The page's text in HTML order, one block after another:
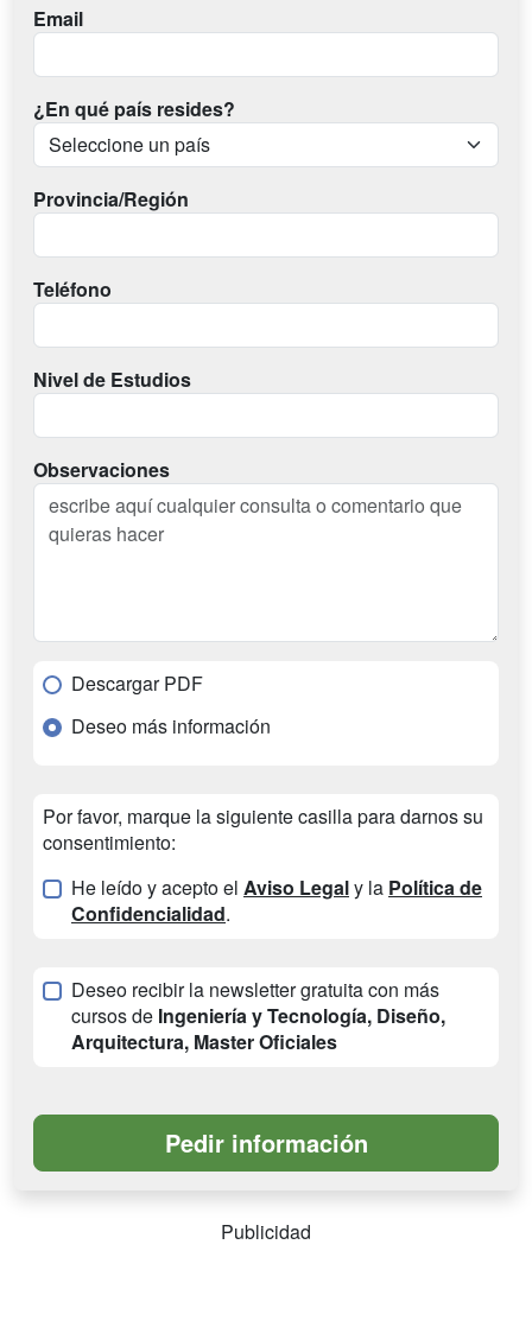
Email
¿En qué país resides?
Provincia/Región
Teléfono
Nivel de Estudios
Observaciones
Descargar PDF
Deseo más información
Por favor, marque la siguiente casilla para darnos su
consentimiento:
He leído y acepto el Aviso Legaly la Política de
Confidencialidad.
Deseo recibir la newsletter gratuita con más
cursos de Ingeniería y Tecnología, Diseño,
Arquitectura, Master Oficiales
Publicidad